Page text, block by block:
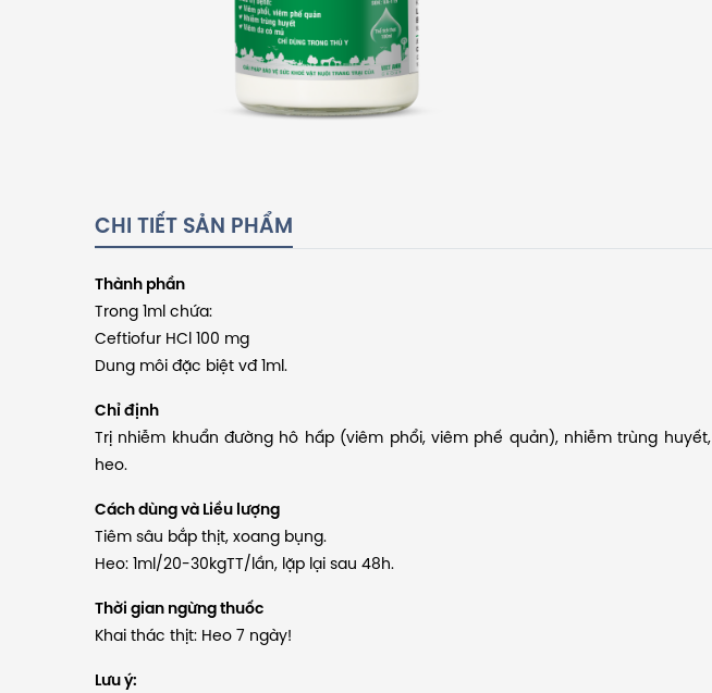
CHI TIẾT SẢN PHẨM
Thành phần
Trong 1ml chứa:
Ceftiofur HCl 100 mg
Dung môi đặc biệt vđ 1ml.
Chỉ định
Trị nhiễm khuẩn đường hô hấp (viêm phổi, viêm phế quản), nhiễm trùng
heo.
Cách dùng và Liều lượng
Tiêm sâu bắp thịt, xoang bụng.
Heo: 1ml/20-30kgTT/lần, lặp lại sau 48h.
Thời gian ngừng thuốc
Khai thác thịt: Heo 7 ngày!
Lưu ý: